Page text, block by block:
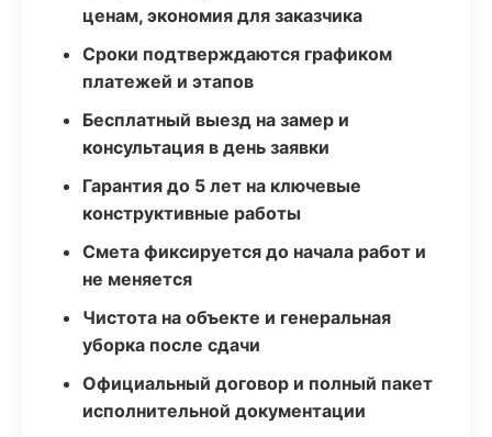
ценам, экономия для заказчика
Сроки подтверждаются графиком
платежей и этапов
Бесплатный выезд на замер и
консультация в день заявки
Гарантия до 5 лет на ключевые
конструктивные работы
Смета фиксируется до начала работ и
не меняется
Чистота на объекте и генеральная
уборка после сдачи
Официальный договор и полный пакет
исполнительной документации